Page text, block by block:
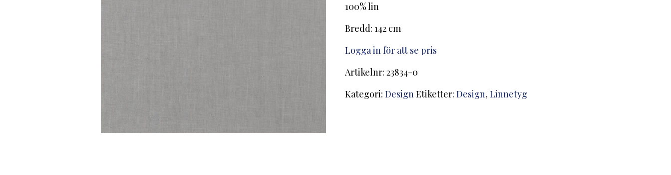
100% lin
Bredd: 142 cm
Logga in för att se pris
Artikelnr: 23834-0
Kategori: DesignEtiketter: Design, Linnetyg